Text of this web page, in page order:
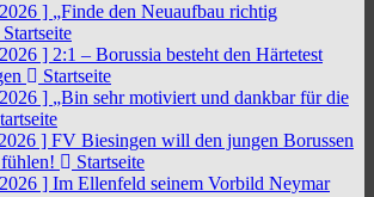
] „Finde den Neuaufbau richtig
Startseite
] 2:1 – Borussia besteht den Härtetest
Startseite
] „Bin sehr motiviert und dankbar für die
] FV Biesingen will den jungen Borussen
Startseite
] Im Ellenfeld seinem Vorbild Neymar